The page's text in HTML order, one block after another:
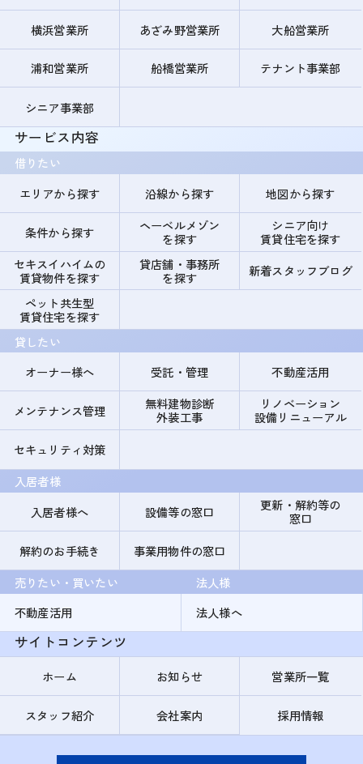
横浜営業所 あざみ野営業所 大船営業所
浦和営業所 船橋営業所 テナント事業部
シニア事業部
サービス内容
借りたい
エリアから探す
沿線から探す 地図から探す
条件から探す
ヘーベルメゾン
を探す
シニア向け
賃貸住宅を探す
セキスイハイムの
賃貸物件を探す
貸店舗・事務所
を探す
新着スタッフブログ
ペット共生型
賃貸住宅を探す
貸したい
オーナー様へ
受託・管理 不動産活用
メンテナンス管理
無料建物診断
外装工事
リノベーション
設備リニューアル
セキュリティ対策
入居者様
入居者様へ
設備等の窓口
更新・解約等の
窓口
解約のお手続き
事業用物件の窓口
売りたい・買いたい
不動産活用
法人様
法人様へ
サイトコンテンツ
ホーム お知らせ 営業所一覧
スタッフ紹介 会社案内 採用情報